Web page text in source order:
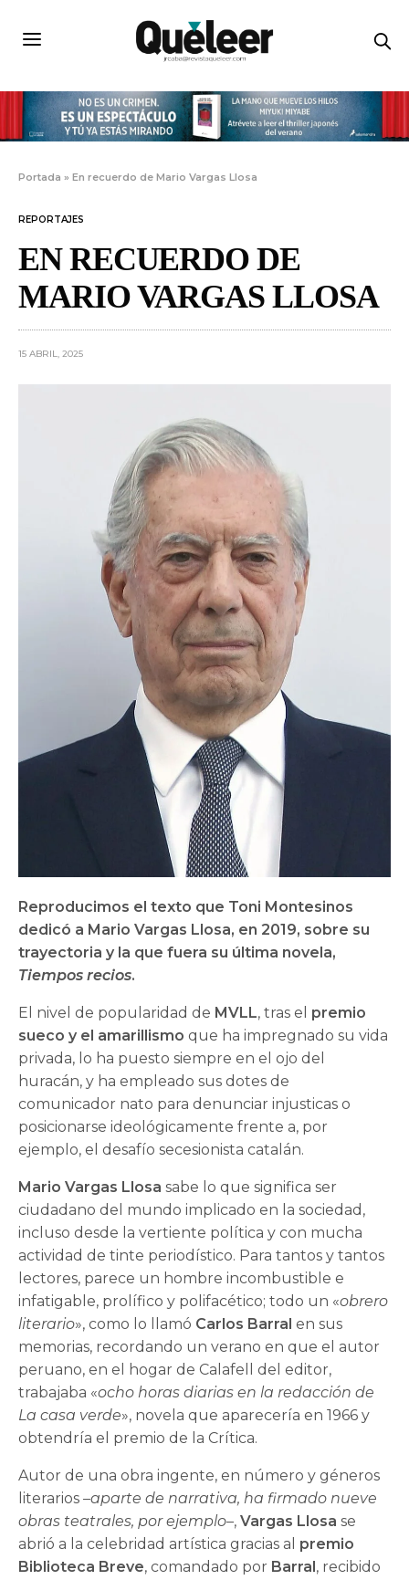
Portada »En recuerdo de Mario Vargas Llosa
REPORTAJES
EN RECUERDO DE
MARIO VARGAS LLOSA
15 ABRIL, 2025
Reproducimos el texto que Toni Montesinos
dedicó a Mario Vargas Llosa, en 2019, sobre su
trayectoria y la que fuera su última novela,
Tiempos recios.
El nivel de popularidad de MVLL, tras el premio
sueco y el amarillismo que ha impregnado su vida
privada, lo ha puesto siempre en el ojo del
huracán, y ha empleado sus dotes de
comunicador nato para denunciar injusticas o
posicionarse ideológicamente frente a, por
ejemplo, el desafío secesionista catalán.
Mario Vargas Llosa sabe lo que significa ser
ciudadano del mundo implicado en la sociedad,
incluso desde la vertiente política y con mucha
actividad de tinte periodístico. Para tantos y tantos
lectores, parece un hombre incombustible e
infatigable, prolífico y polifacético; todo un «obrero
literario», como lo llamó Carlos Barral en sus
memorias, recordando un verano en que el autor
peruano, en el hogar de Calafell del editor,
trabajaba «ocho horas diarias en la redacción de
La casa verde», novela que aparecería en 1966 y
obtendría el premio de la Crítica.
Autor de una obra ingente, en número y géneros
literarios –aparte de narrativa, ha firmado nueve
obras teatrales, por ejemplo–,Vargas Llosa se
abrió a la celebridad artística gracias al premio
Biblioteca Breve, comandado por Barral, recibido